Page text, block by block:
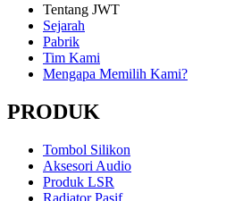
Tentang JWT
Sejarah
Pabrik
Tim Kami
Mengapa Memilih Kami?
PRODUK
Tombol Silikon
Aksesori Audio
Produk LSR
Radiator Pasif